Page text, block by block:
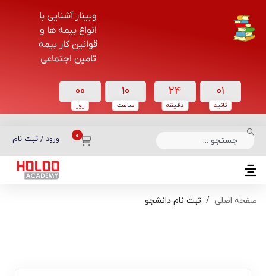
وبینار آشنایی با
انواع بیمه ها و
قوانین کار بیمه
تامین اجتماعی
00
روز
10
ساعت‌
24
دقیقه
01
ثانیه
ورود / ثبت نام
دسته بندی دوره‌ها
صفحه اصلی ثبت نام دانشجو